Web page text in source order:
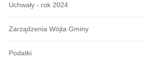
Uchwały - rok 2024
Zarządzenia Wójta Gminy
Podatki